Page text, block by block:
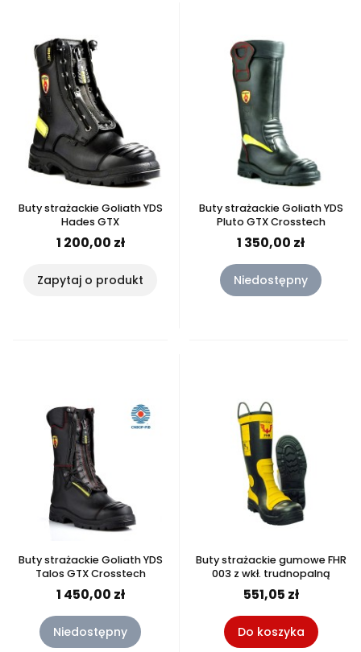
Buty strażackie Goliath YDS
Hades GTX
1 200,00 zł
Zapytaj o produkt
Buty strażackie Goliath YDS
Pluto GTX Crosstech
1 350,00 zł
Niedostępny
Buty strażackie Goliath YDS
Talos GTX Crosstech
1 450,00 zł
Niedostępny
Buty strażackie gumowe FHR
003 z wkł. trudnopalną
551,05 zł
Do koszyka